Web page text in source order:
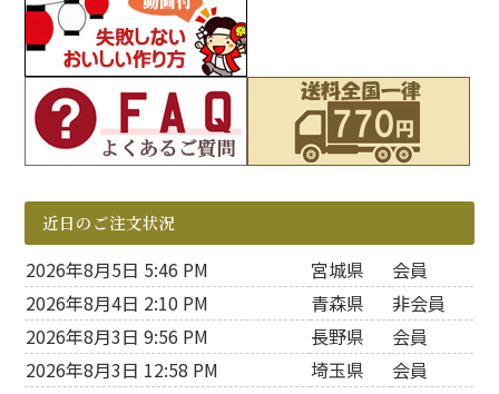
近日のご注文状況
2026年8月5日 5:46 PM 宮城県
会員
2026年8月4日 2:10 PM
青森県
非会員
2026年8月3日 9:56 PM
長野県
会員
2026年8月3日 12:58 PM
埼玉県
会員